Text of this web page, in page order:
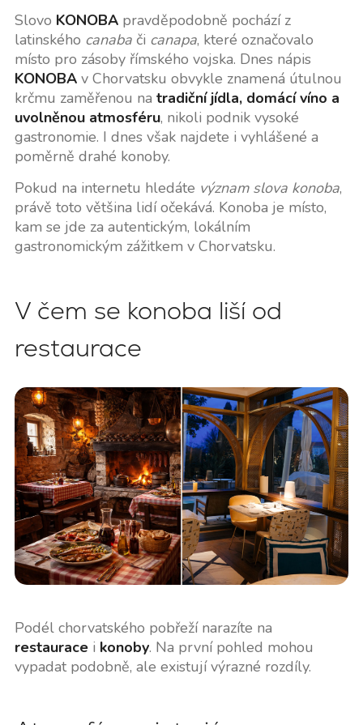
Slovo KONOBApravděpodobně pochází z
latinského canabači canapa, které označovalo
místo pro zásoby římského vojska. Dnes nápis
KONOBAv Chorvatsku obvykle znamená útulnou
krčmu zaměřenou na tradiční jídla, domácí víno a
uvolněnou atmosféru, nikoli podnik vysoké
gastronomie. I dnes však najdete i vyhlášené a
poměrně drahé konoby.
Pokud na internetu hledáte význam slova konoba,
právě toto většina lidí očekává. Konoba je místo,
kam se jde za autentickým, lokálním
gastronomickým zážitkem v Chorvatsku.
V čem se konoba liší od
restaurace
Podél chorvatského pobřeží narazíte na
restauracei konoby. Na první pohled mohou
vypadat podobně, ale existují výrazné rozdíly.